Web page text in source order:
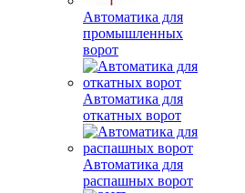
Автоматика для
промышленных
ворот
Автоматика для
откатных ворот
Автоматика для
распашных ворот